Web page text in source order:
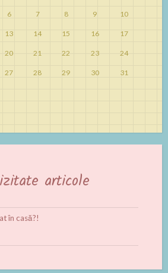
6 7 8 9 10
13 14 15 16 17
20 21 22 23 24
27 28 29 30 31
articole
în casă?!